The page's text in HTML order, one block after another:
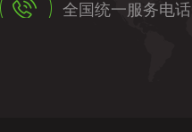
全国统一服务电话